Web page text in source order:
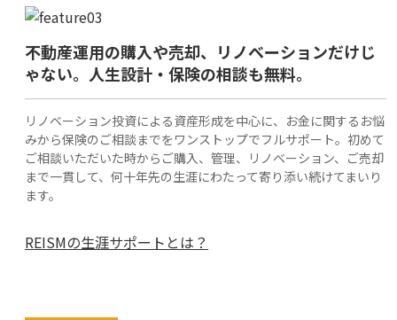
不動産運用の購入や売却、リノベーションだけじ
ゃない。人生設計・保険の相談も無料。
リノベーション投資による資産形成を中心に、お金に関するお悩
みから保険のご相談までをワンストップでフルサポート。初めて
ご相談いただいた時からご購入、管理、リノベーション、ご売却
まで一貫して、何十年先の生涯にわたって寄り添い続けてまいり
ます。
REISMの生涯サポートとは？